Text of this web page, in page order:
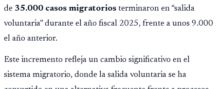
de 35.000 casos migratorios terminaron en “salida
voluntaria” durante el año fiscal 2025, frente a unos 9.000
el año anterior.
Este incremento refleja un cambio significativo en el
sistema migratorio, donde la salida voluntaria se ha